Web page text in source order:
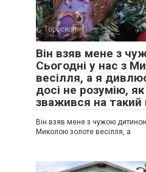
Гороскоп
Він взяв мене з
Сьогодні у нас з
весілля, а я
досі не розумію, як
зважився на такий
Він взяв мене з чужою
Миколою золоте весілля, а